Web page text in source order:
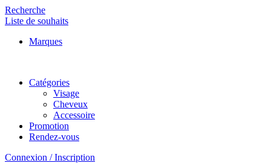
Recherche
Liste de souhaits
Marques
Catégories
Visage
Cheveux
Accessoire
Promotion
Rendez-vous
Connexion / Inscription